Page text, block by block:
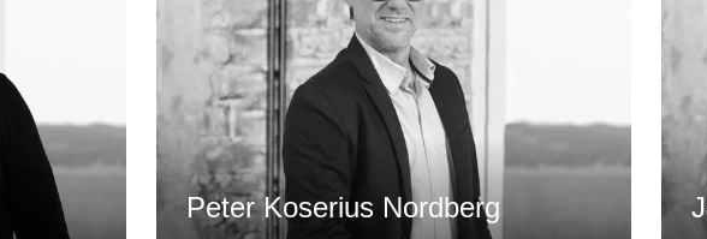
Peter Koserius Nordberg